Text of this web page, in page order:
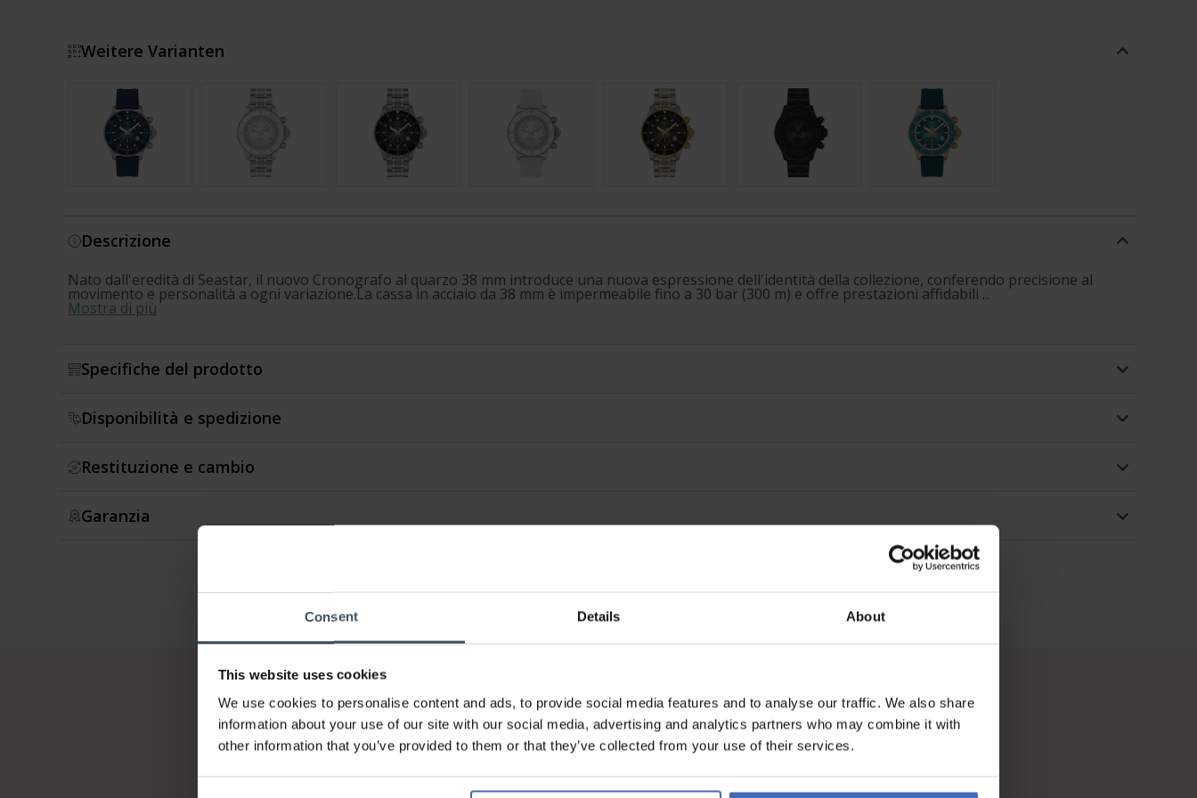
Consent Details About
This website uses cookies
We use cookies to personalise content and ads, to provide social media features and to analyse our traffic. We also share
information about your use of our site with our social media, advertising and analytics partners who may combine it with
other information that you’ve provided to them or that they’ve collected from your use of their services.
Weitere Varianten
Descrizione
Nato dall'eredità di Seastar, il nuovo Cronografo al quarzo 38 mm introduce una nuova espressione dell'identità della collezione, conferendo precisione al
movimento e personalità a ogni variazione.La cassa in acciaio da 38 mm è impermeabile fino a 30 bar (300 m) e offre prestazioni affidabili ...
Mostra di più
Specifiche del prodotto
Disponibilità e spedizione
Restituzione e cambio
Garanzia